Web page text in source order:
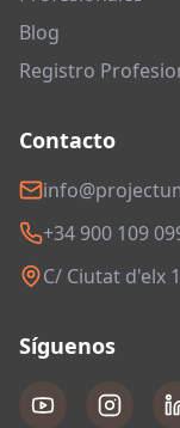
Blog
Registro
Contacto
+34 900 109
C/ Ciutat d'elx
Síguenos